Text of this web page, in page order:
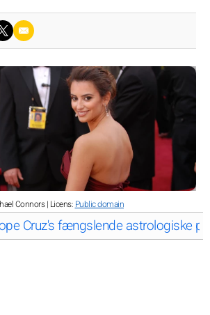
Connors | Licens: Public domain
Cruz's fængslende astrologiske